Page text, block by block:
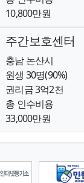
10,800만원
주간보호센터
충남 논산시
원생 30명(90%)
권리금 3억2천
총 인수비용
33,000만원